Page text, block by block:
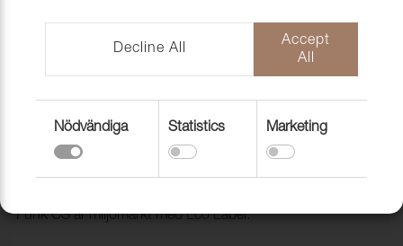
Tyg Funk CS 9403 Brick
1008509
Funk CS är miljömärkt med Eco Label.
Decline All
Accept
All
Nödvändiga Statistics Marketing